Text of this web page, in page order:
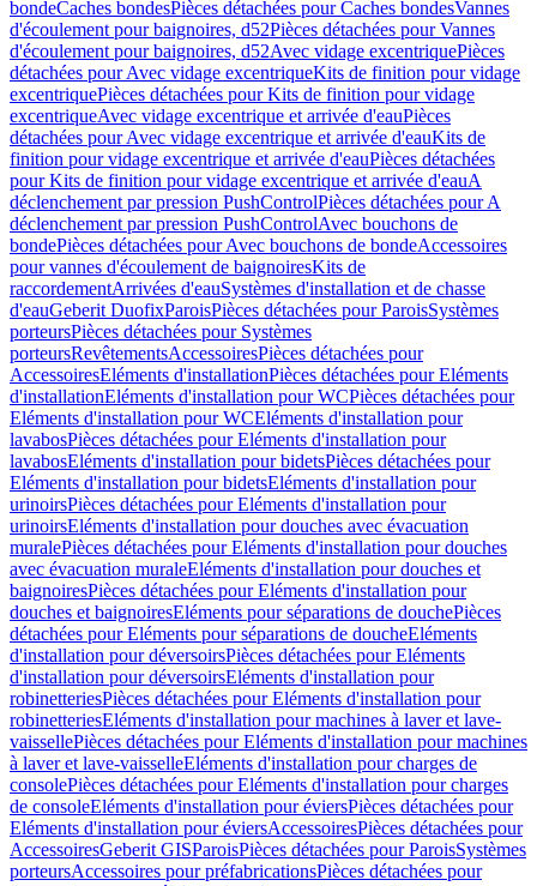
bondeCaches bondesPièces détachées pour Caches bondesVannes
d'écoulement pour baignoires, d52Pièces détachées pour Vannes
d'écoulement pour baignoires, d52Avec vidage excentriquePièces
détachées pour Avec vidage excentriqueKits de finition pour vidage
excentriquePièces détachées pour Kits de finition pour vidage
excentriqueAvec vidage excentrique et arrivée d'eauPièces
détachées pour Avec vidage excentrique et arrivée d'eauKits de
finition pour vidage excentrique et arrivée d'eauPièces détachées
pour Kits de finition pour vidage excentrique et arrivée d'eauA
déclenchement par pression PushControlPièces détachées pour A
déclenchement par pression PushControlAvec bouchons de
bondePièces détachées pour Avec bouchons de bondeAccessoires
pour vannes d'écoulement de baignoiresKits de
raccordementArrivées d'eauSystèmes d'installation et de chasse
d'eauGeberit DuofixParoisPièces détachées pour ParoisSystèmes
porteursPièces détachées pour Systèmes
porteursRevêtementsAccessoiresPièces détachées pour
AccessoiresEléments d'installationPièces détachées pour Eléments
d'installationEléments d'installation pour WCPièces détachées pour
Eléments d'installation pour WCEléments d'installation pour
lavabosPièces détachées pour Eléments d'installation pour
lavabosEléments d'installation pour bidetsPièces détachées pour
Eléments d'installation pour bidetsEléments d'installation pour
urinoirsPièces détachées pour Eléments d'installation pour
urinoirsEléments d'installation pour douches avec évacuation
muralePièces détachées pour Eléments d'installation pour douches
avec évacuation muraleEléments d'installation pour douches et
baignoiresPièces détachées pour Eléments d'installation pour
douches et baignoiresEléments pour séparations de douchePièces
détachées pour Eléments pour séparations de doucheEléments
d'installation pour déversoirsPièces détachées pour Eléments
d'installation pour déversoirsEléments d'installation pour
robinetteriesPièces détachées pour Eléments d'installation pour
robinetteriesEléments d'installation pour machines à laver et lave-
vaissellePièces détachées pour Eléments d'installation pour machines
à laver et lave-vaisselleEléments d'installation pour charges de
consolePièces détachées pour Eléments d'installation pour charges
de consoleEléments d'installation pour éviersPièces détachées pour
Eléments d'installation pour éviersAccessoiresPièces détachées pour
AccessoiresGeberit GISParoisPièces détachées pour ParoisSystèmes
porteursAccessoires pour préfabricationsPièces détachées pour